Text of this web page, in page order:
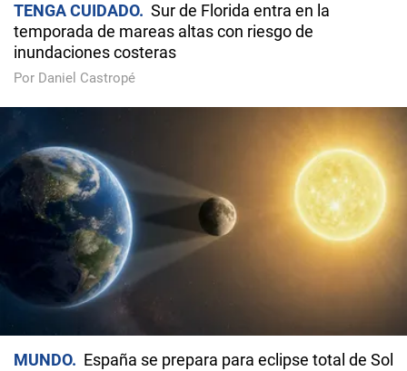
TENGA CUIDADO
Sur de Florida entra en la
temporada de mareas altas con riesgo de
inundaciones costeras
Por Daniel Castropé
MUNDO España se prepara para eclipse total de Sol